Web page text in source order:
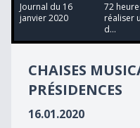
minutes,
seconds
Journal du 16
janvier 2020
72
réaliser
d...
CHAISES
PRÉSIDENCES
16.01.2020